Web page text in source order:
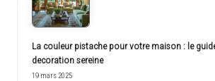
La couleur pistache pour votre maison : le
decoration sereine
19 mars 2025